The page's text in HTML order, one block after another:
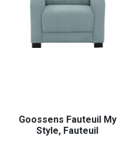
Goossens Fauteuil My
Style, Fauteuil